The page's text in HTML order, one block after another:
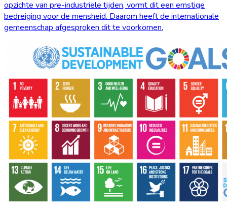
opzichte van pre-industriële tijden, vormt dit een ernstige
bedreiging voor de mensheid. Daarom heeft de internationale
gemeenschap afgesproken dit te voorkomen.